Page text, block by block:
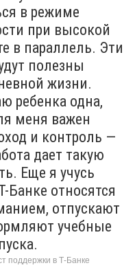
в режиме
при высокой
в параллель. Эти
полезны
жизни.
ребенка одна,
меня важен
и контроль —
дает такую
Еще я учусь
Банке относятся
отпускают
учебные
поддержки в Т-Банке